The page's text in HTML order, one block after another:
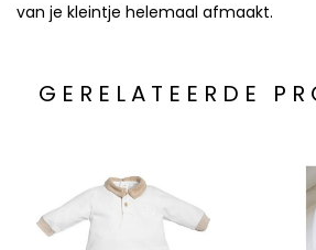
van je kleintje helemaal afmaakt.
GERELATEERDE